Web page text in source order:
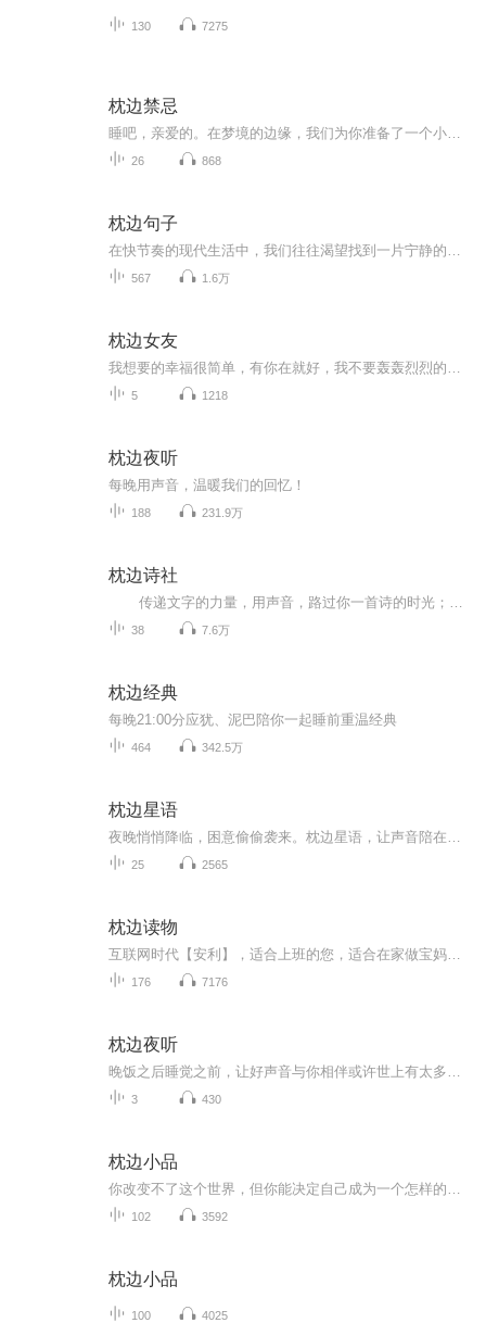
130 7275
枕边禁忌
26 868
枕边句子
567 1.6万
枕边女友
5 1218
枕边夜听
每晚用声音，温暖我们的回忆！
188 231.9万
枕边诗社
38 7.6万
枕边经典
每晚21:00分应犹、泥巴陪你一起睡前重温经典
464 342.5万
枕边星语
25 2565
枕边读物
176 7176
枕边夜听
3 430
枕边小品
102 3592
枕边小品
100 4025